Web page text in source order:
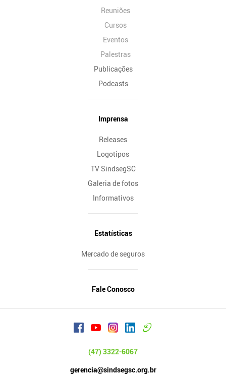
Reuniões
Cursos
Eventos
Palestras
Publicações
Podcasts
Imprensa
Releases
Logotipos
TV SindsegSC
Galeria de fotos
Informativos
Estatísticas
Mercado de seguros
Fale Conosco
(47) 3322-6067
gerencia@sindsegsc.org.br